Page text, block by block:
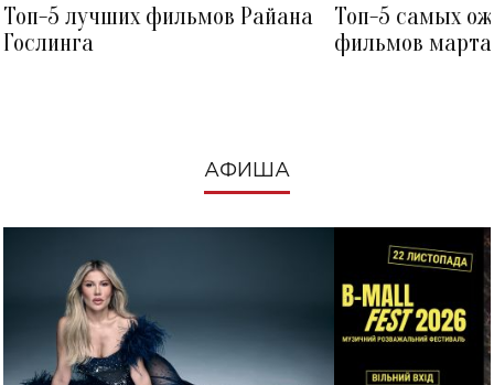
Топ-5 лучших фильмов Райана
Гослинга
Топ-5 самых
фильмов
АФИША